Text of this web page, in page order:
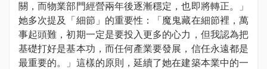
關，而物業部門經營兩年後逐漸穩定，也即將轉正。」
她多次提及「細節」的重要性：「魔鬼藏在細節裡，萬
事起頭難，初期一定是要投入更多的心力，但我認為把
基礎打好是基本功，而任何產業要發展，信任永遠都是
最重要的。」這樣的原則，延續了她在建築本業中的一